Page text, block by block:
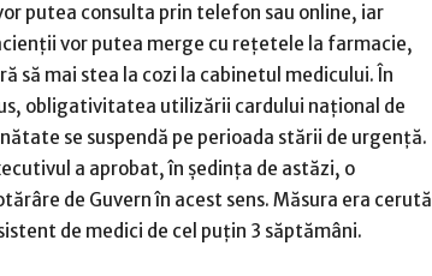
putea consulta prin telefon sau online, iar
vor putea merge cu rețetele la farmacie,
să mai stea la cozi la cabinetul medicului. În
obligativitatea utilizării cardului național de
se suspendă pe perioada stării de urgență.
a aprobat, în ședința de astăzi, o
de Guvern în acest sens. Măsura era cerută
de medici de cel puțin 3 săptămâni.